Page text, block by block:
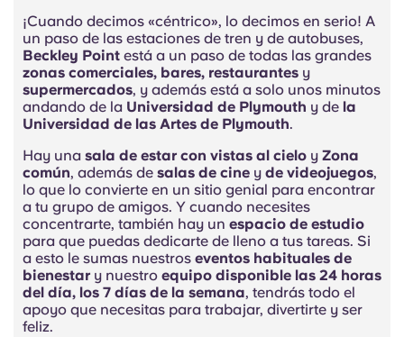
¡Cuando decimos «céntrico», lo decimos en serio! A
un paso de las estaciones de tren y de autobuses,
Beckley Point está a un paso de todas las grandes
zonas comerciales, bares, restaurantes y
supermercados, y además está a solo unos minutos
andando de la Universidad de Plymouth y de la
Universidad de las Artes de Plymouth.
Hay una sala de estar con vistas al cielo y Zona
común, además de salas de cine y de videojuegos,
lo que lo convierte en un sitio genial para encontrar
a tu grupo de amigos. Y cuando necesites
concentrarte, también hay un espacio de estudio
para que puedas dedicarte de lleno a tus tareas. Si
a esto le sumas nuestros eventos habituales de
bienestar y nuestro equipo disponible las 24 horas
del día, los 7 días de la semana, tendrás todo el
apoyo que necesitas para trabajar, divertirte y ser
feliz.